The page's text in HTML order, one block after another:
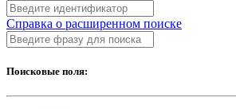
Справка о расширенном поиске
Поисковые поля: